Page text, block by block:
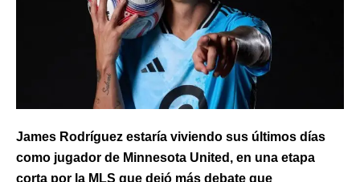
James Rodríguez estaría viviendo sus últimos días
como jugador de Minnesota United, en una etapa
corta por la MLS que dejó más debate que